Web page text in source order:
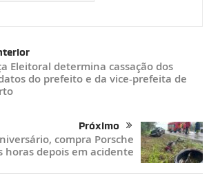
Eleitoral determina cassação dos
do prefeito e da vice-prefeita de
Próximo
compra Porsche
horas depois em acidente